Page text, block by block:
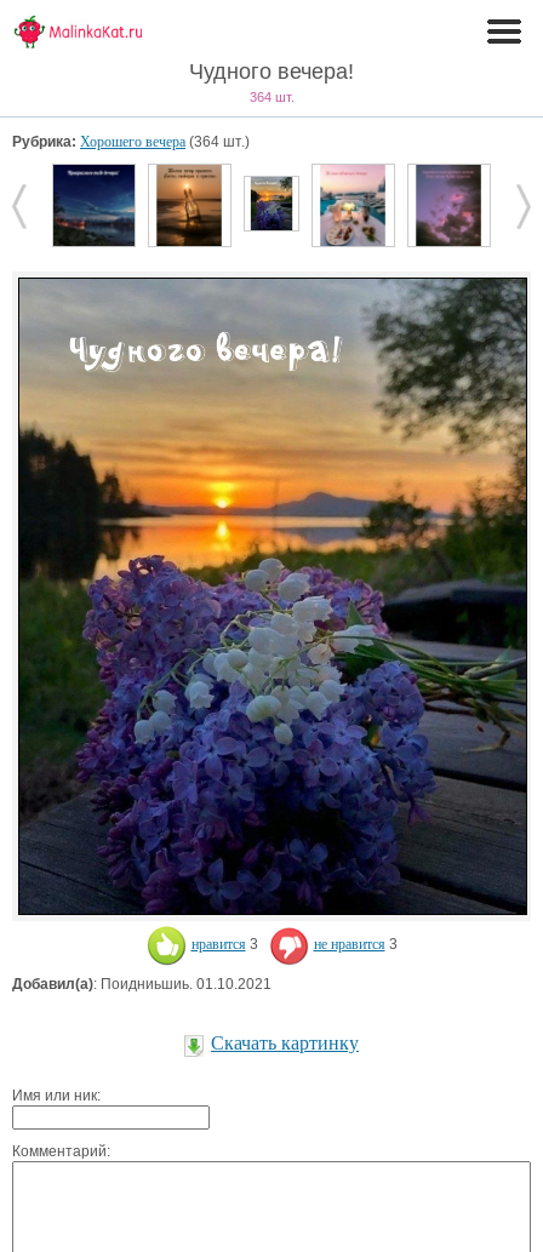
Чудного вечера!
364 шт.
Рубрика: Хорошего вечера (364 шт.)
нравится 3 не нравится 3
Добавил(а): Поидниьшиь. 01.10.2021
Скачать картинку
Имя или ник:
Комментарий: